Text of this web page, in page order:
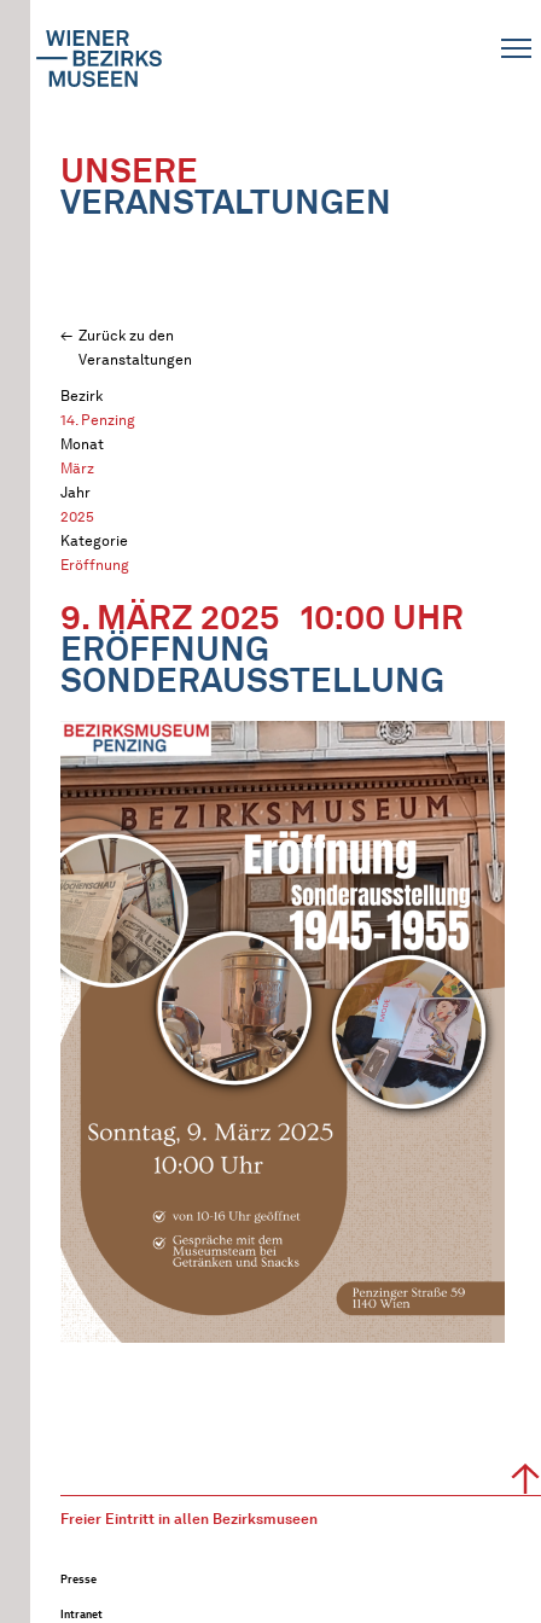
UNSERE
VERANSTALTUNGEN
Zurück zu den
Veranstaltungen
Bezirk
14. Penzing
Monat
März
Jahr
2025
Kategorie
Eröffnung
9. MÄRZ 2025 10:00 UHR
ERÖFFNUNG
SONDERAUSSTELLUNG
Freier Eintritt in allen Bezirksmuseen
Presse
Intranet